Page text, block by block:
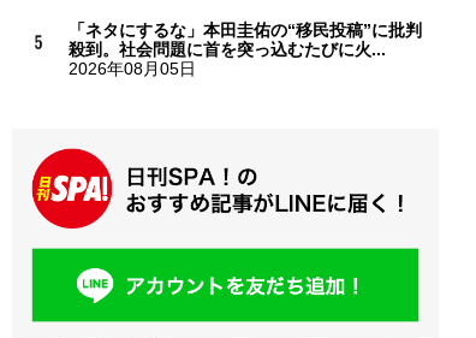
「ネタにするな」本田圭佑の“移民投稿”に批判
殺到。社会問題に首を突っ込むたびに火...
2026年08月05日